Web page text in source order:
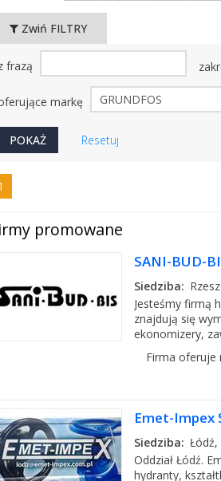
Zwiń FILTRY
frazą
markę
Resetuj
promowane
SANI-BUD-
Siedziba:
Jesteśmy firmą
znajdują się
ekonomizery,
Firma oferuje
Emet-Impex
Siedziba: Łódź,
Oddział Łódź.
hydranty,